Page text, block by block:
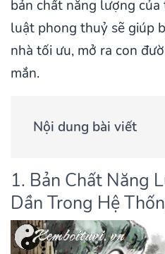
bản chất năng lượng
luật phong thuỷ sẽ giúp
nhà tối ưu, mở ra con
mắn.
Nội dung bài viết
1. Bản Chất Năng
Dần Trong Hệ